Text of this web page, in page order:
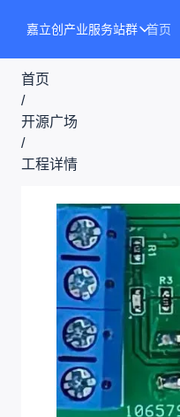
嘉立创产业服务站群 首页
首页
/
开源广场
/
工程详情